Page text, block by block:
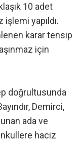
10 adet
yapıldı.
karar tensip
için
doğrultusunda
Demirci,
ada ve
haciz